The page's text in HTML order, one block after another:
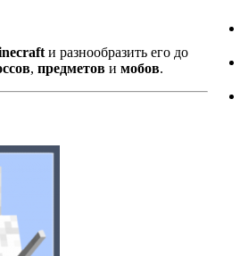
и разнообразить его до
, предметов и мобов.